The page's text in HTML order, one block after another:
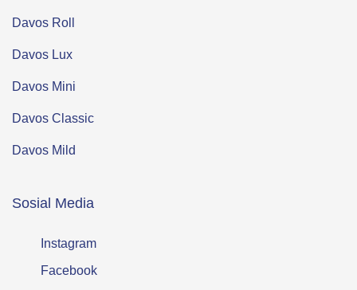
Davos Roll
Davos Lux
Davos Mini
Davos Classic
Davos Mild
Sosial Media
Instagram
Facebook